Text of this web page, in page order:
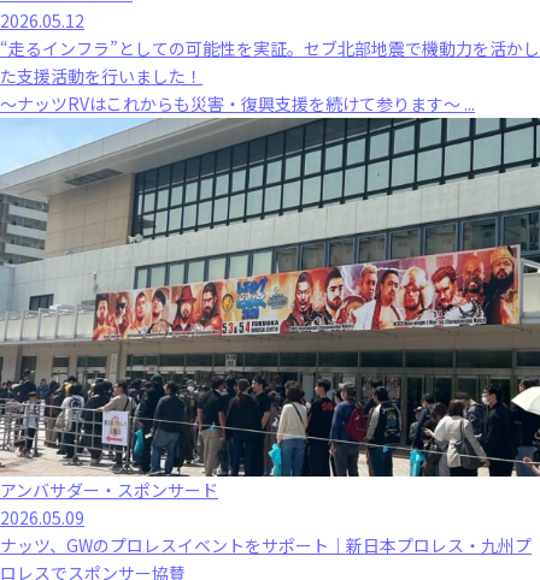
2026.05.12
“走るインフラ”としての可能性を実証。セブ北部地震で機動力を活かし
た支援活動を行いました！
～ナッツRVはこれからも災害・復興支援を続けて参ります～ ...
アンバサダー・スポンサード
2026.05.09
ナッツ、GWのプロレスイベントをサポート｜新日本プロレス・九州プ
ロレスでスポンサー協賛